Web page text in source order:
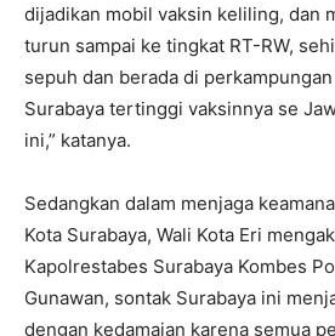
dijadikan mobil vaksin keliling, dan
turun sampai ke tingkat RT-RW,
sepuh dan berada di
Surabaya tertinggi vaksinnya se
ini,” katanya.
Sedangkan dalam menjaga
Kota Surabaya, Wali Kota Eri
Kapolrestabes Surabaya Kombes
Gunawan, sontak Surabaya ini
dengan kedamaian karena semua